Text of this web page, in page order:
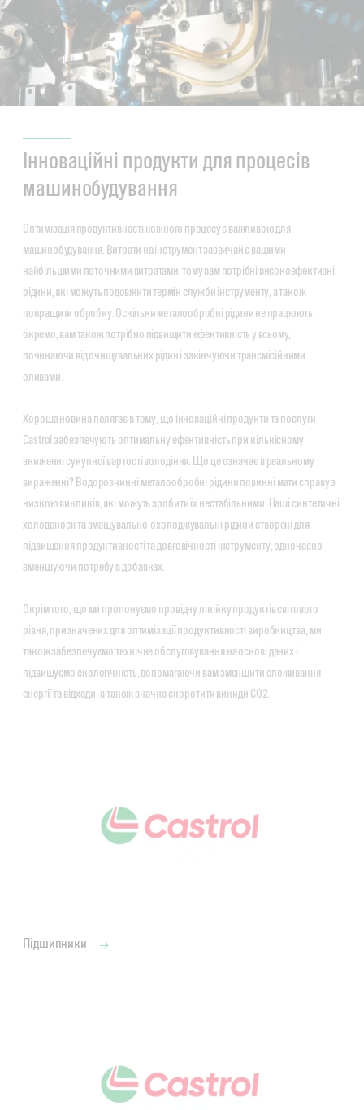
Інноваційні продукти для процесів
машинобудування
Оптимізація продуктивності кожного процесу є важливою для
машинобудування. Витрати на інструмент зазвичай є вашими
найбільшими поточними витратами, тому вам потрібні високоефективні
рідини, які можуть подовжити термін служби інструменту, а також
покращити обробку. Оскільки металообробні рідини не працюють
окремо, вам також потрібно підвищити ефективність у всьому,
починаючи від очищувальних рідин і закінчуючи трансмісійними
оливами.
Хороша новина полягає в тому, що інноваційні продукти та послуги
Castrol забезпечують оптимальну ефективність при кількісному
зниженні сукупної вартості володіння. Що це означає в реальному
вираженні? Водорозчинні металообробні рідини повинні мати справу з
низкою викликів, які можуть зробити їх нестабільними. Наші синтетичні
холодоносії та змащувально-охолоджувальні рідини створені для
підвищення продуктивності та довговічності інструменту, одночасно
зменшуючи потребу в добавках.
Окрім того, що ми пропонуємо провідну лінійку продуктів світового
рівня, призначених для оптимізації продуктивності виробництва, ми
також забезпечуємо технічне обслуговування на основі даних і
підвищуємо екологічність, допомагаючи вам зменшити споживання
енергії та відходи, а також значно скоротити викиди CO2.
Підшипники